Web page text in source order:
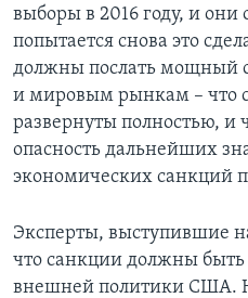
выборы в 2016 году, и
попытается снова это
должны послать мощный
и мировым рынкам – что
развернуты полностью, и
опасность дальнейших
экономических санкций
Эксперты, выступившие
что санкции должны быть
внешней политики США.